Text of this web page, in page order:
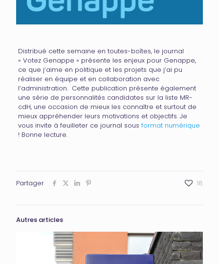
Distribué cette semaine en toutes-boîtes, le journal
« Votez Genappe » présente les enjeux pour Genappe,
ce que j’aime en politique et les projets que j’ai pu
réaliser en équipe et en collaboration avec
l’administration. Cette publication présente également
une série de personnalités candidates sur la liste MR-
cdH, une occasion de mieux les connaître et surtout de
mieux appréhender leurs motivations et objectifs. Je
vous invite à feuilleter ce journal sous format numérique
! Bonne lecture.
Partager 18
Autres articles